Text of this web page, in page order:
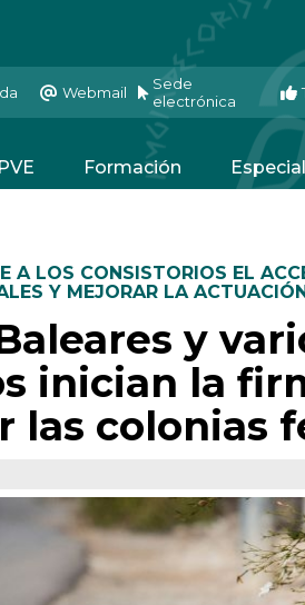
Webmail
Sede
electrónica
Formación
A LOS CONSISTORIOS EL
Y MEJORAR LA
y
inician la
las colonias